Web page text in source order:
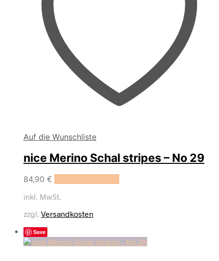
Auf die Wunschliste
nice Merino Schal stripes – No 29
84,90 €
inkl. MwSt.
zzgl. Versandkosten
Save